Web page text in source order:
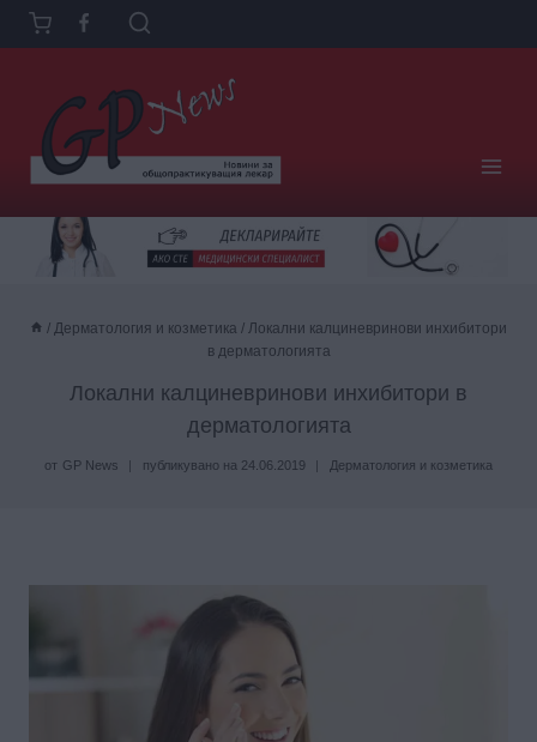
Към
съдържанието
/ Дерматология и козметика / Локални калциневринови инхибитори
в дерматологията
Локални калциневринови инхибитори в
дерматологията
от GP News публикувано на 24.06.2019 Дерматология и козметика